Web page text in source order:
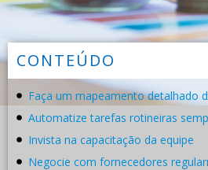
CONTEÚDO
Faça um mapeamento detalhado
Automatize tarefas rotineiras
Invista na capacitação da equipe
Negocie com fornecedores